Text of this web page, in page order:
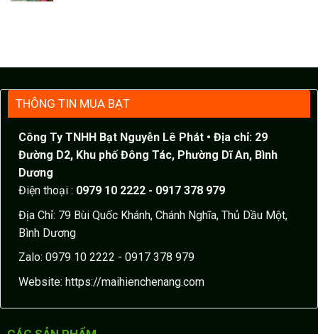
THÔNG TIN MUA BẠT
Công Ty TNHH Bạt Nguyễn Lê Phát • Địa chỉ: 29
Đường D2, Khu phố Đông Tác, Phường Dĩ An, Bình
Dương
Điện thoại : 0979 10 2222 - 0917 378 979
Địa Chỉ: 79 Bùi Quốc Khánh, Chánh Nghĩa, Thủ Dầu Một,
Bình Dương
Zalo: 0979 10 2222 - 0917 378 979
Website: https://maihienchenang.com